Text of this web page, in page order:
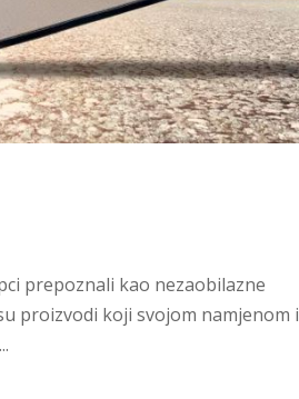
prepoznali kao nezaobilazne
proizvodi koji svojom namjenom i